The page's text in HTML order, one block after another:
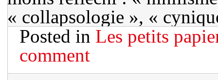
« collapsologie », «
Posted in Les petits
comment